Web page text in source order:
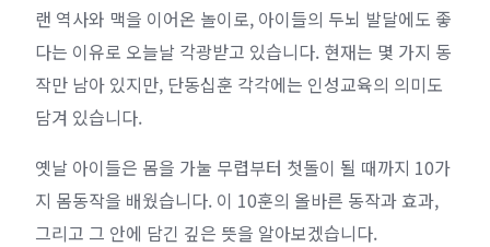
랜 역사와 맥을 이어온 놀이로, 아이들의 두뇌 발달에도 좋
다는 이유로 오늘날 각광받고 있습니다. 현재는 몇 가지 동
작만 남아 있지만, 단동십훈 각각에는 인성교육의 의미도
담겨 있습니다.
옛날 아이들은 몸을 가눌 무렵부터 첫돌이 될 때까지 10가
지 몸동작을 배웠습니다. 이 10훈의 올바른 동작과 효과,
그리고 그 안에 담긴 깊은 뜻을 알아보겠습니다.